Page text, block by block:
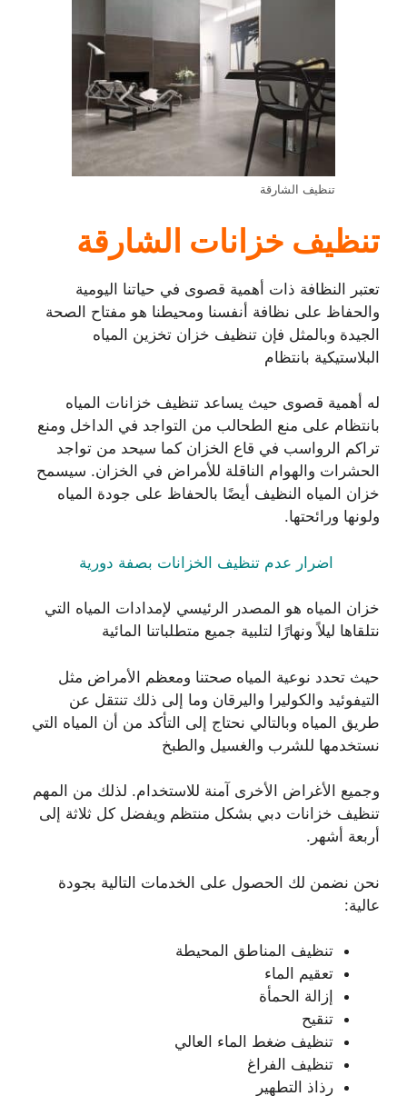
تنظيف الشارقة
تنظيف خزانات الشارقة
تعتبر النظافة ذات أهمية قصوى في حياتنا اليومية
والحفاظ على نظافة أنفسنا ومحيطنا هو مفتاح الصحة
الجيدة وبالمثل فإن تنظيف خزان تخزين المياه
البلاستيكية بانتظام
له أهمية قصوى حيث يساعد تنظيف خزانات المياه
بانتظام على منع الطحالب من التواجد في الداخل ومنع
تراكم الرواسب في قاع الخزان كما سيحد من تواجد
الحشرات والهوام الناقلة للأمراض في الخزان. سيسمح
خزان المياه النظيف أيضًا بالحفاظ على جودة المياه
ولونها ورائحتها.
اضرار عدم تنظيف الخزانات بصفة دورية
خزان المياه هو المصدر الرئيسي لإمدادات المياه التي
نتلقاها ليلاً ونهارًا لتلبية جميع متطلباتنا المائية
حيث تحدد نوعية المياه صحتنا ومعظم الأمراض مثل
التيفوئيد والكوليرا واليرقان وما إلى ذلك تنتقل عن
طريق المياه وبالتالي نحتاج إلى التأكد من أن المياه التي
نستخدمها للشرب والغسيل والطبخ
وجميع الأغراض الأخرى آمنة للاستخدام. لذلك من المهم
تنظيف خزانات دبي بشكل منتظم ويفضل كل ثلاثة إلى
أربعة أشهر.
نحن نضمن لك الحصول على الخدمات التالية بجودة
عالية:
تنظيف المناطق المحيطة
تعقيم الماء
إزالة الحمأة
تنقيح
تنظيف ضغط الماء العالي
تنظيف الفراغ
رذاذ التطهير